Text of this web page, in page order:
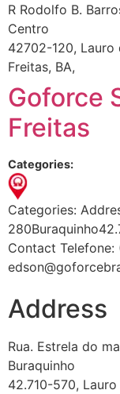
R Rodolfo B.
Centro
42702-120, Lauro
Freitas, BA,
Goforce
Freitas
Categories:
Categories:
Contact Telefone:
Address
Rua. Estrela do
Buraquinho
42.710-570,